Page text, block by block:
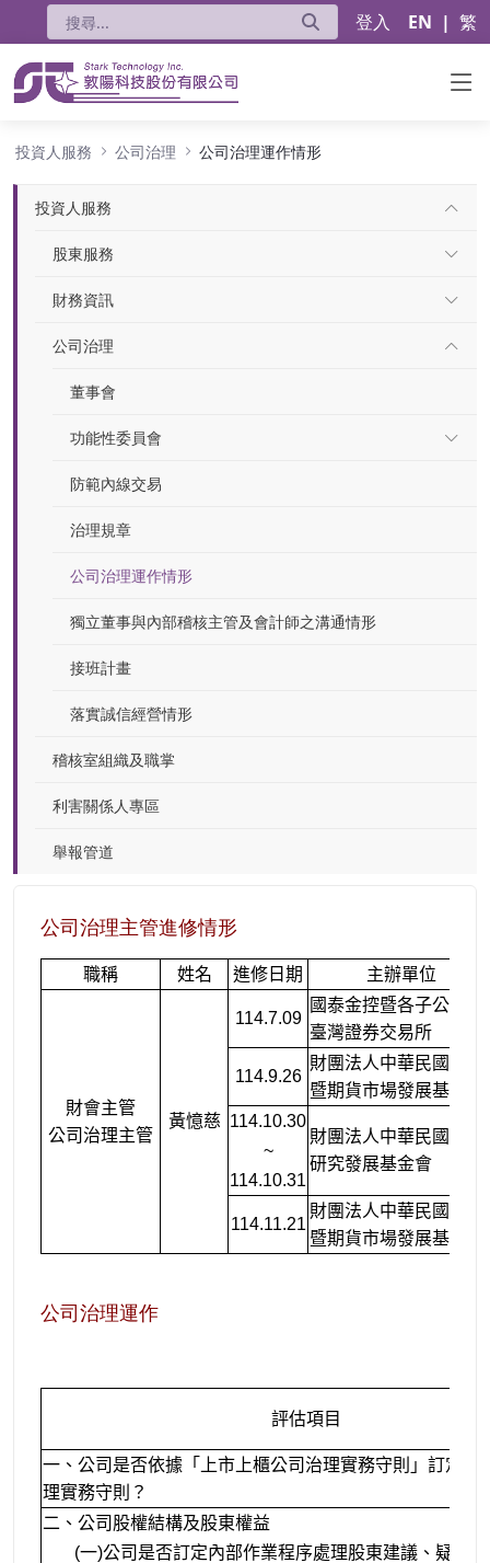
登入 EN | 繁
投資人服務 公司治理 公司治理運作情形
投資人服務
股東服務
財務資訊
公司治理
董事會
功能性委員會
防範內線交易
治理規章
公司治理運作情形
獨立董事與內部稽核主管及會計師之溝通情形
接班計畫
落實誠信經營情形
稽核室組織及職掌
利害關係人專區
舉報管道
公司治理主管進修情形
職稱 姓名 進修日期 主辦單位
財會主管
公司治理主管
黃憶慈
114.7.09
國泰金控暨各子公司及
臺灣證券交易所
114.9.26
財團法人中華民國證券
暨期貨市場發展基金會
114.10.30
財團法人中華民國會計
研究發展基金會
~
114.10.31
114.11.21
財團法人中華民國證券
暨期貨市場發展基金會
公司治理運作
評估項目
一、公司是否依據「上市上櫃公司治理實務守則」訂定並
理實務守則？
二、公司股權結構及股東權益
(一)公司是否訂定內部作業程序處理股東建議、疑義